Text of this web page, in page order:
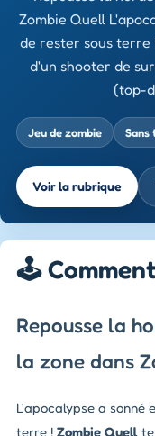
Zombie Quell
de rester sous
d'un shooter de
(top-
Jeu de zombie Sans
Voir la rubrique
🕹️
Repousse la
la zone dans
L'apocalypse a sonné
terre ! Zombie Quell